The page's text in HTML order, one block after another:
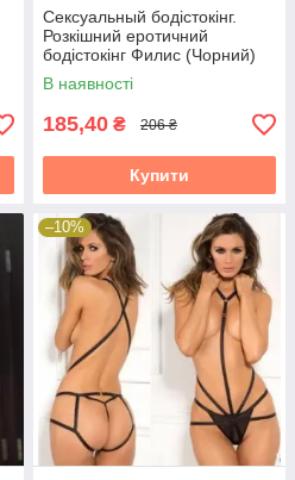
Сексуальный бодістокінг.
Розкішний еротичний
бодістокінг Филис (Чорний)
Розмір: універсал. (XS-XL)
В наявності
185,40 ₴ 206 ₴
Купити
–10%